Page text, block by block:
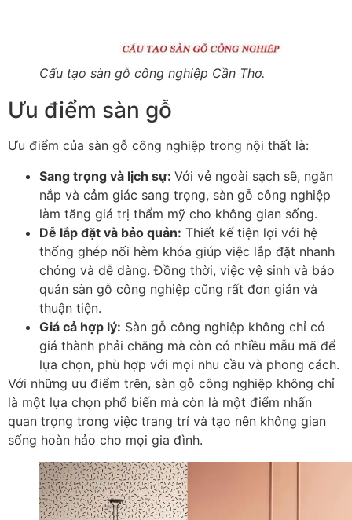
Cấu tạo sàn gỗ công nghiệp Cần Thơ.
Ưu điểm sàn gỗ
Ưu điểm của sàn gỗ công nghiệp trong nội thất là:
Sang trọng và lịch sự: Với vẻ ngoài sạch sẽ, ngăn
nắp và cảm giác sang trọng, sàn gỗ công nghiệp
làm tăng giá trị thẩm mỹ cho không gian sống.
Dễ lắp đặt và bảo quản: Thiết kế tiện lợi với hệ
thống ghép nối hèm khóa giúp việc lắp đặt nhanh
chóng và dễ dàng. Đồng thời, việc vệ sinh và bảo
quản sàn gỗ công nghiệp cũng rất đơn giản và
thuận tiện.
Giá cả hợp lý: Sàn gỗ công nghiệp không chỉ có
giá thành phải chăng mà còn có nhiều mẫu mã để
lựa chọn, phù hợp với mọi nhu cầu và phong cách.
Với những ưu điểm trên, sàn gỗ công nghiệp không chỉ
là một lựa chọn phổ biến mà còn là một điểm nhấn
quan trọng trong việc trang trí và tạo nên không gian
sống hoàn hảo cho mọi gia đình.